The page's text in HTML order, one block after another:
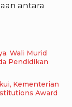
antara
Wali Murid
Pendidikan
Kementerian
Award